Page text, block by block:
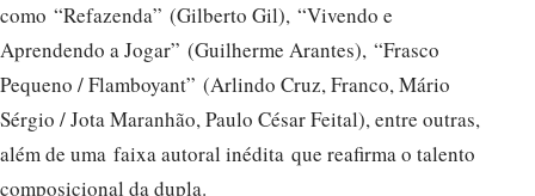
como “Refazenda” (Gilberto Gil), “Vivendo e
Aprendendo a Jogar” (Guilherme Arantes), “Frasco
Pequeno / Flamboyant” (Arlindo Cruz, Franco, Mário
Sérgio / Jota Maranhão, Paulo César Feital), entre outras,
além de uma faixa autoral inédita que reafirma o talento
composicional da dupla.